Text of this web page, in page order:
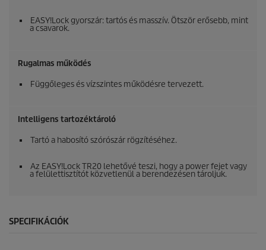
EASY!Lock gyorszár: tartós és masszív. Ötször erősebb, mint
a csavarok.
Rugalmas működés
Függőleges és vízszintes működésre tervezett.
Intelligens tartozéktároló
Tartó a habosító szórószár rögzítéséhez.
Az EASY!LockTR20 lehetővé teszi, hogy a power fejet vagy
a felülettisztítót közvetlenül a berendezésen tároljuk.
SPECIFIKÁCIÓK